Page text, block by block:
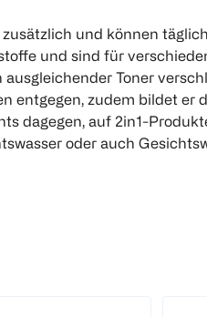
und können
und sind für
Toner
entgegen, zudem bildet er
dagegen, auf 2in1-
oder auch